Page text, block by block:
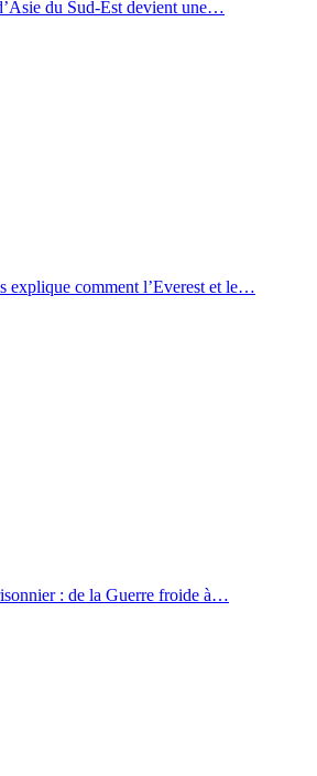
du Sud-Est devient une…
explique comment l’Everest et le…
: de la Guerre froide à…